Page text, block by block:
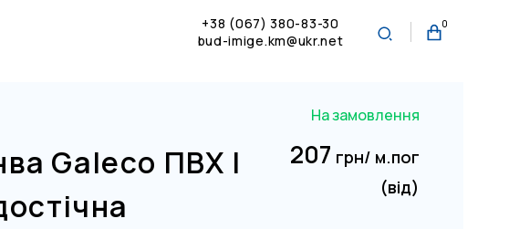
+38 (067) 380-83-30
bud-imige.km@ukr.net
0
На замовлення
Galeco ПВХ |
207 грн/ м.пог
(від)